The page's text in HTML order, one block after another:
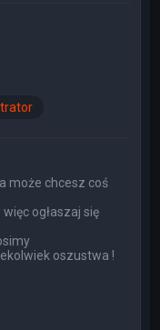
może chcesz coś
ogłaszaj się
oszustwa !